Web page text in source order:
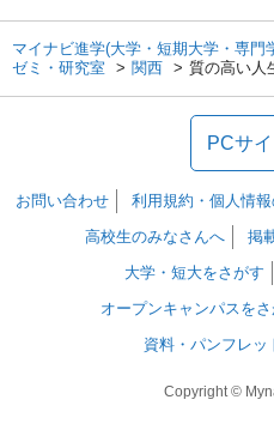
マイナビ進学(大学・短期大学・専門
ゼミ・研究室
関西 質の高い人
PCサ
お問い合わせ 利用規約・個人情
高校生のみなさんへ
掲
大学・短大をさがす
オープンキャンパスをさ
資料・パンフレ
Copyright ©